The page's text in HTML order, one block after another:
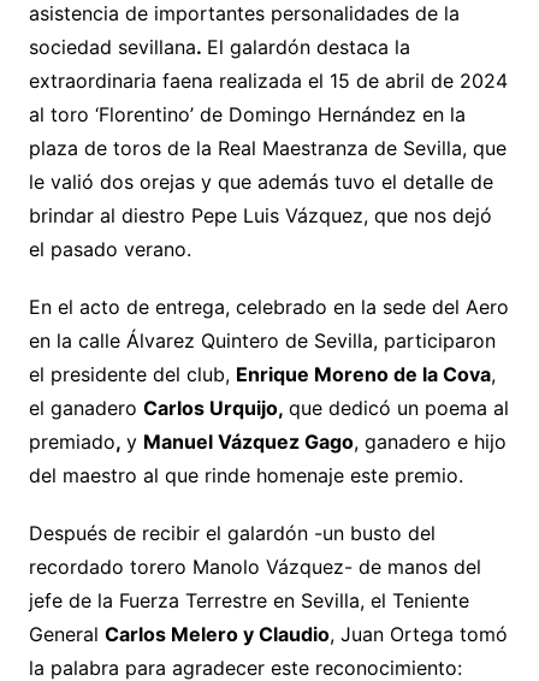
asistencia de importantes personalidades de la
sociedad sevillana. El galardón destaca la
extraordinaria faena realizada el 15 de abril de 2024
al toro ‘Florentino’ de Domingo Hernández en la
plaza de toros de la Real Maestranza de Sevilla, que
le valió dos orejas y que además tuvo el detalle de
brindar al diestro Pepe Luis Vázquez, que nos dejó
el pasado verano.
En el acto de entrega, celebrado en la sede del Aero
en la calle Álvarez Quintero de Sevilla, participaron
el presidente del club, Enrique Moreno de la Cova,
el ganadero Carlos Urquijo, que dedicó un poema al
premiado, y Manuel Vázquez Gago, ganadero e hijo
del maestro al que rinde homenaje este premio.
Después de recibir el galardón -un busto del
recordado torero Manolo Vázquez- de manos del
jefe de la Fuerza Terrestre en Sevilla, el Teniente
General Carlos Melero y Claudio, Juan Ortega tomó
la palabra para agradecer este reconocimiento: